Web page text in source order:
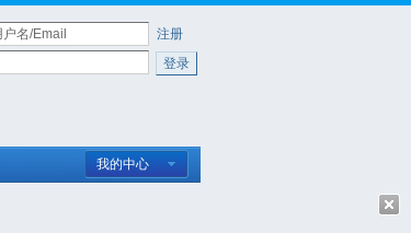
注册
登录
我的中心